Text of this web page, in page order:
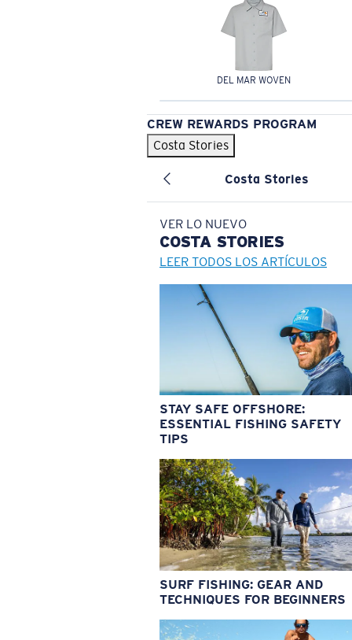
DEL MAR WOVEN
CREW REWARDS PROGRAM
Costa Stories
Costa Stories
VER LO NUEVO
COSTA STORIES
LEER TODOS LOS ARTÍCULOS
STAY SAFE OFFSHORE:
ESSENTIAL FISHING SAFETY
TIPS
SURF FISHING: GEAR AND
TECHNIQUES FOR BEGINNERS